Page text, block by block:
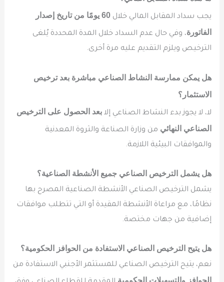
يجب سداد المقابل المالي خلال
60 يومًا من تاريخ إصدار
الفاتورة، وفي حال عدم السداد خلال المدة المحددة يُلغى
الترخيص ويلزم التقديم عليه مرة أخرى.
هل يمكن ممارسة النشاط الصناعي مباشرة بعد ترخيص
الاستثمار؟
لا، لا يجوز بدء النشاط الصناعي إلابعد الحصول على الترخيص
الصناعي النهائي من وزارة الصناعة والثروة المعدنية
والموافقات البيئية اللازمة.
هل يشمل الترخيص الصناعي جميع الأنشطة الصناعية؟
يشمل الترخيص الصناعي الأنشطة الصناعية المصرح بها
نظامًا، مع مراعاة الأنشطة المقيدة أو التي تتطلب موافقات
إضافية من جهات مختصة.
هل يتيح الترخيص الصناعي الاستفادة من الحوافز الحكومية؟
نعم، يتيح الترخيص الصناعي للمستثمر الأجنبي الاستفادة من
الحوافز والتسهيلات الحكومية